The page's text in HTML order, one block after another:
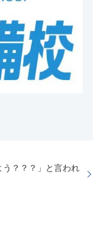
う？？？」と言われ